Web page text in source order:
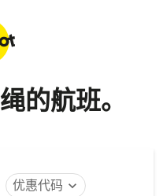
的航班。
优惠代码 expand_more